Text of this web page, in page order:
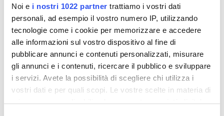
Noi e i nostri 1022 partner trattiamo i vostri dati
personali, ad esempio il vostro numero IP, utilizzando
tecnologie come i cookie per memorizzare e accedere
alle informazioni sul vostro dispositivo al fine di
pubblicare annunci e contenuti personalizzati, misurare
gli annunci e i contenuti, ricercare il pubblico e sviluppare
i servizi. Avete la possibilità di scegliere chi utilizza i
vostri dati e per quali scopi. Le vostre scelte in materia di
privacy sono applicabili solo su questa proprietà digitale